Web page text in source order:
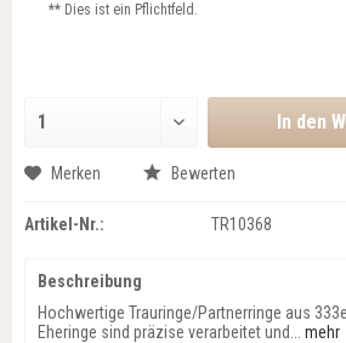
** Dies ist ein Pflichtfeld.
In den
Merken Bewerten
Artikel-Nr.: TR10368
Beschreibung
Hochwertige Trauringe/Partnerringe aus
Eheringe sind präzise verarbeitet und...
mehr